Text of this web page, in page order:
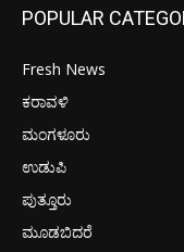
POPULAR
Fresh News
ಕರಾವಳಿ
ಮಂಗಳೂರು
ಉಡುಪಿ
ಪುತ್ತೂರು
ಮೂಡಬಿದರೆ